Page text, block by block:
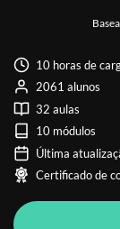
10 horas de
2061 alunos
32 aulas
10 módulos
Última
Certificado de